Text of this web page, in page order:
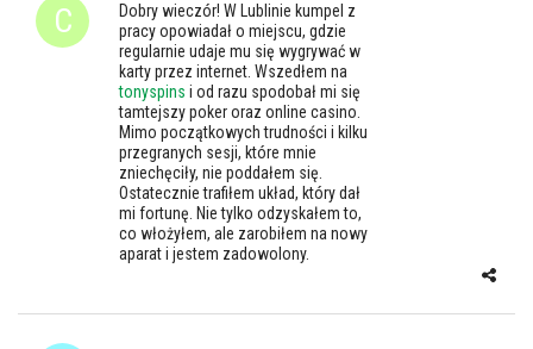
Dobry wieczór! W Lublinie kumpel z
pracy opowiadał o miejscu, gdzie
regularnie udaje mu się wygrywać w
karty przez internet. Wszedłem na
tonyspins i od razu spodobał mi się
tamtejszy poker oraz online casino.
Mimo początkowych trudności i kilku
przegranych sesji, które mnie
zniechęciły, nie poddałem się.
Ostatecznie trafiłem układ, który dał
mi fortunę. Nie tylko odzyskałem to,
co włożyłem, ale zarobiłem na nowy
aparat i jestem zadowolony.